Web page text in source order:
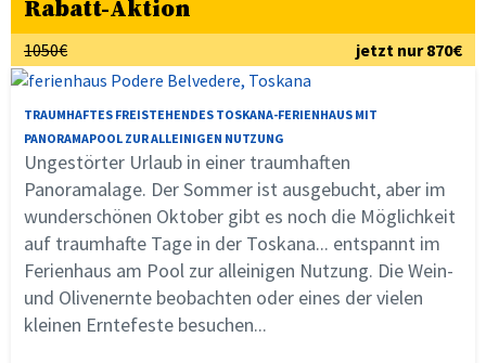
Rabatt-Aktion
1050€ jetzt nur 870€
TRAUMHAFTES FREISTEHENDES TOSKANA-FERIENHAUS MIT
PANORAMAPOOL ZUR ALLEINIGEN NUTZUNG
Ungestörter Urlaub in einer traumhaften
Panoramalage. Der Sommer ist ausgebucht, aber im
wunderschönen Oktober gibt es noch die Möglichkeit
auf traumhafte Tage in der Toskana... entspannt im
Ferienhaus am Pool zur alleinigen Nutzung. Die Wein-
und Olivenernte beobachten oder eines der vielen
kleinen Erntefeste besuchen...